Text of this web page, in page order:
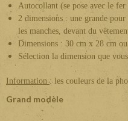
Autocollant (se pose avec le fer
2 dimensions : une grande
les manches, devant du
Dimensions : 30 cm x 28 cm
Sélection la dimension que
Information: les couleurs de la
Grand modèle